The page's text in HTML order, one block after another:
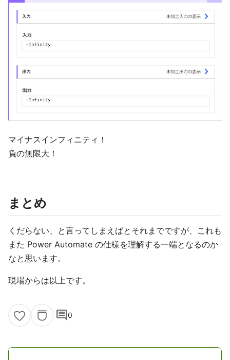
マイナスインフィニティ！
負の無限大！
まとめ
くだらない、と言ってしまえばとそれまでですが、これも
また Power Automate の仕様を理解する一端となるのか
なと思います。
現場からは以上です。
comment0